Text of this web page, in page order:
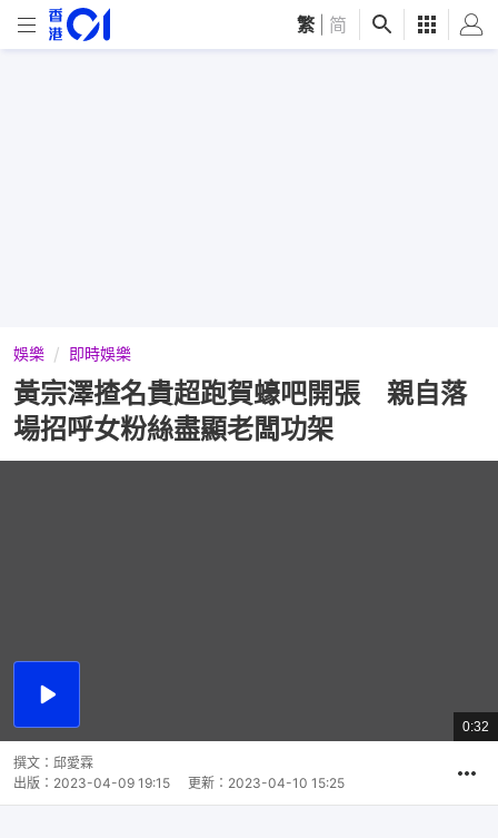
繁 简
娛樂 即時娛樂
黃宗澤揸名貴超跑賀蠔吧開張 親自落
場招呼女粉絲盡顯老闆功架
播
總
共
0:32
撰文： 邱愛霖
出版： 2023-04-09 19:15 更新： 2023-04-10 15:25